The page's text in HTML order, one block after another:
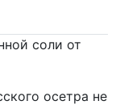
соли от
осетра не